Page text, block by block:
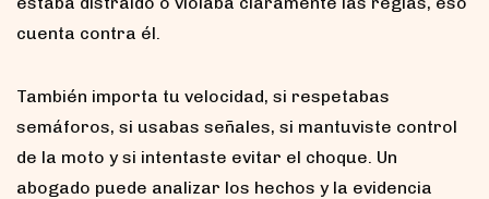
cuenta contra él.
También importa tu velocidad, si respetabas
semáforos, si usabas señales, si mantuviste control
de la moto y si intentaste evitar el choque. Un
abogado puede analizar los hechos y la evidencia